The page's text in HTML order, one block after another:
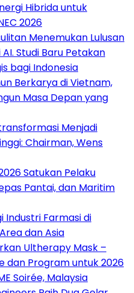
Hibrida untuk
2026
Menemukan Lulusan
Studi Baru Petakan
bagi Indonesia
Berkarya di Vietnam,
Masa Depan yang
Menjadi
Chairman, Wens
Satukan Pelaku
Pantai, dan Maritim
Industri Farmasi di
dan Asia
Ultherapy Mask –
dan Program untuk 2026
Soirée, Malaysia